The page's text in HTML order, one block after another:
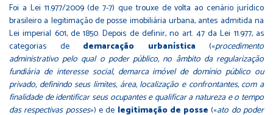
Foi a Lei 11.977/2009 (de 7-7) que trouxe de volta ao cenário jurídico
brasileiro a legitimação de posse imobiliária urbana, antes admitida na
Lei imperial 601, de 1850. Depois de definir, no art. 47 da Lei 11.977, as
categorias de demarcação urbanística («procedimento
administrativo pelo qual o poder público, no âmbito da regularização
fundiária de interesse social, demarca imóvel de domínio público ou
privado, definindo seus limites, área, localização e confrontantes, com a
finalidade de identificar seus ocupantes e qualificar a natureza e o tempo
das respectivas posses») e de legitimação de posse («ato do poder